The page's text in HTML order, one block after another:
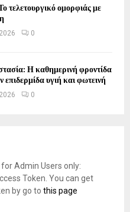
τελετουργικό ομορφιάς με
0
Η καθημερινή φροντίδα
επιδερμίδα υγιή και φωτεινή
0
Admin Users only:
Token. You can get
by go to this page